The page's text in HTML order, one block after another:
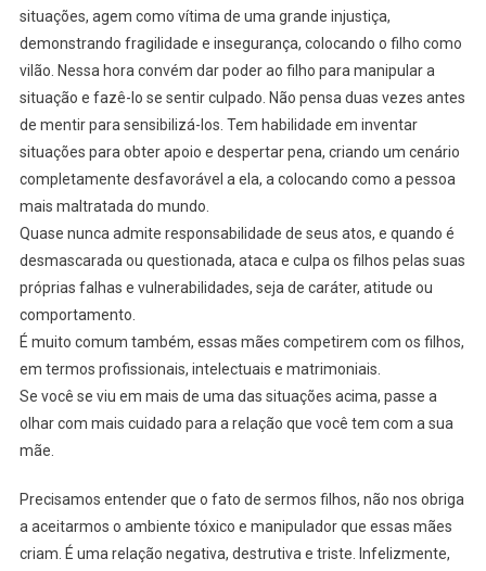
situações, agem como vítima de uma grande injustiça,
demonstrando fragilidade e insegurança, colocando o filho como
vilão. Nessa hora convém dar poder ao filho para manipular a
situação e fazê-lo se sentir culpado. Não pensa duas vezes antes
de mentir para sensibilizá-los. Tem habilidade em inventar
situações para obter apoio e despertar pena, criando um cenário
completamente desfavorável a ela, a colocando como a pessoa
mais maltratada do mundo.
Quase nunca admite responsabilidade de seus atos, e quando é
desmascarada ou questionada, ataca e culpa os filhos pelas suas
próprias falhas e vulnerabilidades, seja de caráter, atitude ou
comportamento.
É muito comum também, essas mães competirem com os filhos,
em termos profissionais, intelectuais e matrimoniais.
Se você se viu em mais de uma das situações acima, passe a
olhar com mais cuidado para a relação que você tem com a sua
mãe.
Precisamos entender que o fato de sermos filhos, não nos obriga
a aceitarmos o ambiente tóxico e manipulador que essas mães
criam. É uma relação negativa, destrutiva e triste. Infelizmente,